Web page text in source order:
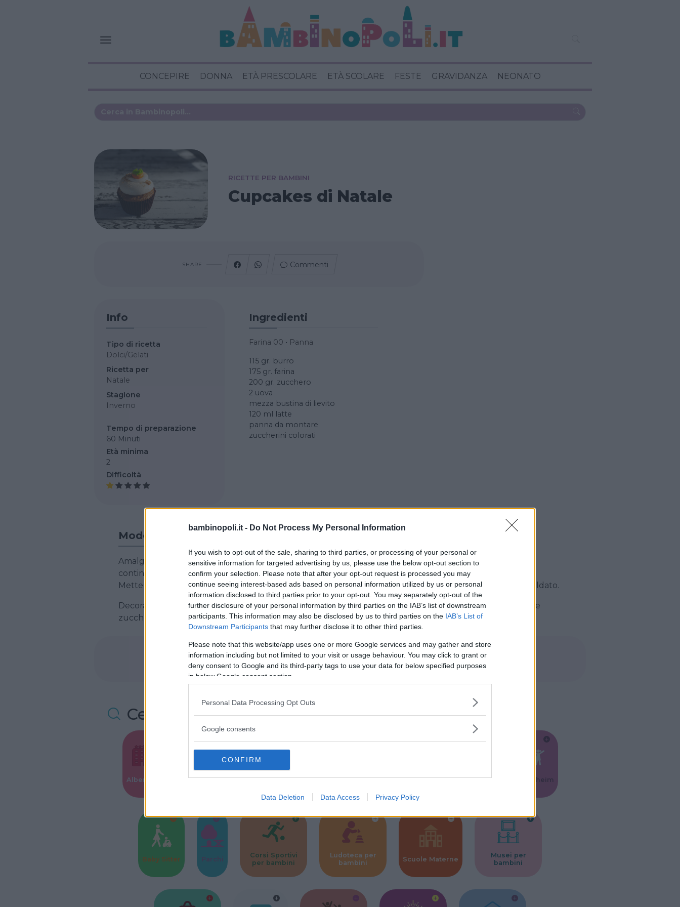
bambinopoli.it - Do Not Process My Personal Information
If you wish to opt-out of the sale, sharing to third parties, or processing of your personal or
sensitive information for targeted advertising by us, please use the below opt-out section to
confirm your selection. Please note that after your opt-out request is processed you may
continue seeing interest-based ads based on personal information utilized by us or personal
information disclosed to third parties prior to your opt-out. You may separately opt-out of the
further disclosure of your personal information by third parties on the IAB’s list of downstream
participants. This information may also be disclosed by us to third parties on the IAB’s List of
Downstream Participants that may further disclose it to other third parties.
Please note that this website/app uses one or more Google services and may gather and store
information including but not limited to your visit or usage behaviour. You may click to grant or
deny consent to Google and its third-party tags to use your data for below specified purposes
in below Google consent section.
Personal Data Processing Opt Outs
Google consents
CONFIRM
Data Deletion Data Access Privacy Policy
CONCEPIRE DONNA ETÀ PRESCOLARE ETÀ SCOLARE FESTE GRAVIDANZA NEONATO
RICETTE PER BAMBINI
Cupcakes di Natale
SHARE Commenti
Info
Tipo di ricetta
Dolci/Gelati
Ricetta per
Natale
Stagione
Inverno
Tempo di preparazione
60 Minuti
Età minima
2
Difficoltà
Ingredienti
Farina 00 • Panna
115 gr. burro
175 gr. farina
200 gr. zucchero
2 uova
mezza bustina di lievito
120 ml latte
panna da montare
zuccherini colorati
Modo di Preparazione
Amalgamate il burro e lo zucchero in modo da ottenere un impasto soffice. Unite poi le uova e la farina
continuando ad amalgamare bene. A questo punto aggiungere il latte e il lievito.
Mettere l’impasto negli stampini da cupcakes e cuocete per circa 30 minuti a 200 gradi in forno preriscaldato.
Decorare con la panna montata (eventualmente colorata con un colorante alimentare verde) e qualche
zuccherino colorato rosso e verde.
SHARE Commenti
Cerca altre strutture
Alberghi
Valigie per il
Corsi di Lingua
Laboratori
Asili Nido Feste Kinderheim
Baby Sitter Parchi
Corsi Sportivi
per bambini
Ludoteca per
bambini
Scuole Materne
Musei per
bambini